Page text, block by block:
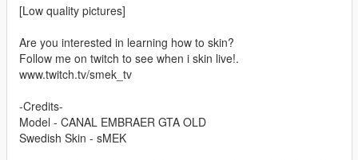
[Low quality pictures]
Are you interested in learning how to skin?
Follow me on twitch to see when i skin live!.
www.twitch.tv/smek_tv
-Credits-
Model - CANAL EMBRAER GTA OLD
Swedish Skin - sMEK